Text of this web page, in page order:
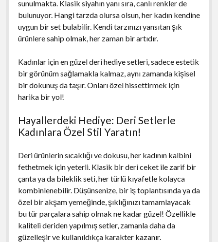
sunulmakta. Klasik siyahın yanı sıra, canlı renkler de
bulunuyor. Hangi tarzda olursa olsun, her kadın kendine
uygun bir set bulabilir. Kendi tarzınızı yansıtan şık
ürünlere sahip olmak, her zaman bir artıdır.
Kadınlar için en güzel deri hediye setleri, sadece estetik
bir görünüm sağlamakla kalmaz, aynı zamanda kişisel
bir dokunuş da taşır. Onları özel hissettirmek için
harika bir yol!
Hayallerdeki Hediye: Deri Setlerle
Kadınlara Özel Stil Yaratın!
Deri ürünlerin sıcaklığı ve dokusu, her kadının kalbini
fethetmek için yeterli. Klasik bir deri ceket ile zarif bir
çanta ya da bileklik seti, her türlü kıyafetle kolayca
kombinlenebilir. Düşünsenize, bir iş toplantısında ya da
özel bir akşam yemeğinde, şıklığınızı tamamlayacak
bu tür parçalara sahip olmak ne kadar güzel! Özellikle
kaliteli deriden yapılmış setler, zamanla daha da
güzelleşir ve kullanıldıkça karakter kazanır.